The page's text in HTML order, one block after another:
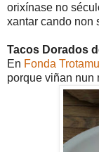
orixínase no
xantar cando non
Tacos Dorados
En Fonda
porque viñan nun